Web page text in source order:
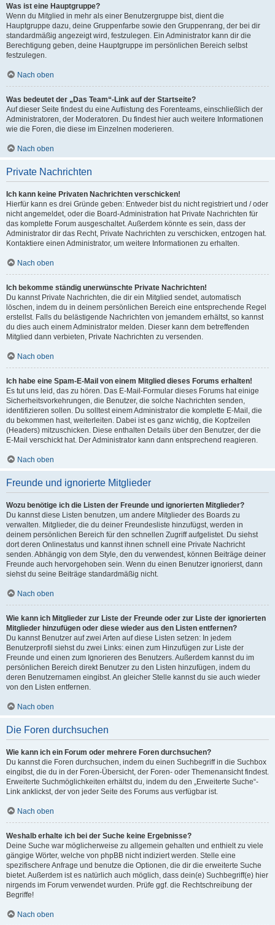
Was ist eine Hauptgruppe?
Wenn du Mitglied in mehr als einer Benutzergruppe bist, dient die
Hauptgruppe dazu, deine Gruppenfarbe sowie den Gruppenrang, der bei dir
standardmäßig angezeigt wird, festzulegen. Ein Administrator kann dir die
Berechtigung geben, deine Hauptgruppe im persönlichen Bereich selbst
festzulegen.
Nach oben
Was bedeutet der „Das Team“-Link auf der Startseite?
Auf dieser Seite findest du eine Auflistung des Forenteams, einschließlich der
Administratoren, der Moderatoren. Du findest hier auch weitere Informationen
wie die Foren, die diese im Einzelnen moderieren.
Nach oben
Private Nachrichten
Ich kann keine Privaten Nachrichten verschicken!
Hierfür kann es drei Gründe geben: Entweder bist du nicht registriert und / oder
nicht angemeldet, oder die Board-Administration hat Private Nachrichten für
das komplette Forum ausgeschaltet. Außerdem könnte es sein, dass der
Administrator dir das Recht, Private Nachrichten zu verschicken, entzogen hat.
Kontaktiere einen Administrator, um weitere Informationen zu erhalten.
Nach oben
Ich bekomme ständig unerwünschte Private Nachrichten!
Du kannst Private Nachrichten, die dir ein Mitglied sendet, automatisch
löschen, indem du in deinem persönlichen Bereich eine entsprechende Regel
erstellst. Falls du belästigende Nachrichten von jemandem erhältst, so kannst
du dies auch einem Administrator melden. Dieser kann dem betreffenden
Mitglied dann verbieten, Private Nachrichten zu versenden.
Nach oben
Ich habe eine Spam-E-Mail von einem Mitglied dieses Forums erhalten!
Es tut uns leid, das zu hören. Das E-Mail-Formular dieses Forums hat einige
Sicherheitsvorkehrungen, die Benutzer, die solche Nachrichten senden,
identifizieren sollen. Du solltest einem Administrator die komplette E-Mail, die
du bekommen hast, weiterleiten. Dabei ist es ganz wichtig, die Kopfzeilen
(Headers) mitzuschicken. Diese enthalten Details über den Benutzer, der die
E-Mail verschickt hat. Der Administrator kann dann entsprechend reagieren.
Nach oben
Freunde und ignorierte Mitglieder
Wozu benötige ich die Listen der Freunde und ignorierten Mitglieder?
Du kannst diese Listen benutzen, um andere Mitglieder des Boards zu
verwalten. Mitglieder, die du deiner Freundesliste hinzufügst, werden in
deinem persönlichen Bereich für den schnellen Zugriff aufgelistet. Du siehst
dort deren Onlinestatus und kannst ihnen schnell eine Private Nachricht
senden. Abhängig von dem Style, den du verwendest, können Beiträge deiner
Freunde auch hervorgehoben sein. Wenn du einen Benutzer ignorierst, dann
siehst du seine Beiträge standardmäßig nicht.
Nach oben
Wie kann ich Mitglieder zur Liste der Freunde oder zur Liste der ignorierten
Mitglieder hinzufügen oder diese wieder aus den Listen entfernen?
Du kannst Benutzer auf zwei Arten auf diese Listen setzen: In jedem
Benutzerprofil siehst du zwei Links: einen zum Hinzufügen zur Liste der
Freunde und einen zum Ignorieren des Benutzers. Außerdem kannst du im
persönlichen Bereich direkt Benutzer zu den Listen hinzufügen, indem du
deren Benutzernamen eingibst. An gleicher Stelle kannst du sie auch wieder
von den Listen entfernen.
Nach oben
Die Foren durchsuchen
Wie kann ich ein Forum oder mehrere Foren durchsuchen?
Du kannst die Foren durchsuchen, indem du einen Suchbegriff in die Suchbox
eingibst, die du in der Foren-Übersicht, der Foren- oder Themenansicht findest.
Erweiterte Suchmöglichkeiten erhältst du, indem du den „Erweiterte Suche“-
Link anklickst, der von jeder Seite des Forums aus verfügbar ist.
Nach oben
Weshalb erhalte ich bei der Suche keine Ergebnisse?
Deine Suche war möglicherweise zu allgemein gehalten und enthielt zu viele
gängige Wörter, welche von phpBB nicht indiziert werden. Stelle eine
spezifischere Anfrage und benutze die Optionen, die dir die erweiterte Suche
bietet. Außerdem ist es natürlich auch möglich, dass dein(e) Suchbegriff(e) hier
nirgends im Forum verwendet wurden. Prüfe ggf. die Rechtschreibung der
Begriffe!
Nach oben